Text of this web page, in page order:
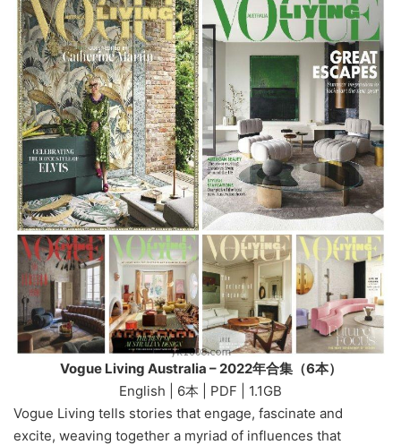
Vogue Living Australia – 2022年合集（6本）
English | 6本 | PDF | 1.1GB
Vogue Living tells stories that engage, fascinate and
excite, weaving together a myriad of influences that